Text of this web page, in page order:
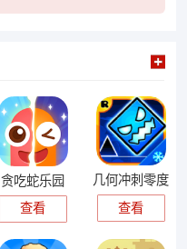
贪吃蛇乐园
查看
几何冲刺零度
查看